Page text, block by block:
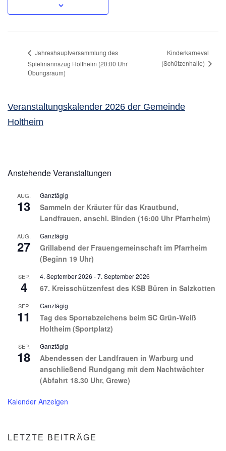
Jahreshauptversammlung des
Spielmannszug Holtheim (20:00 Uhr
Übungsraum)
Kinderkarneval
(Schützenhalle)
Veranstaltungskalender 2026 der Gemeinde
Holtheim
Anstehende Veranstaltungen
AUG.
13
Ganztägig
Sammeln der Kräuter für das Krautbund,
Landfrauen, anschl. Binden (16:00 Uhr Pfarrheim)
AUG.
27
Ganztägig
Grillabend der Frauengemeinschaft im Pfarrheim
(Beginn 19 Uhr)
SEP.
4
4. September 2026 -7. September 2026
67. Kreisschützenfest des KSB Büren in Salzkotten
SEP.
11
Ganztägig
Tag des Sportabzeichens beim SC Grün-Weiß
Holtheim (Sportplatz)
SEP.
18
Ganztägig
Abendessen der Landfrauen in Warburg und
anschließend Rundgang mit dem Nachtwächter
(Abfahrt 18.30 Uhr, Grewe)
Kalender Anzeigen
LETZTE BEITRÄGE